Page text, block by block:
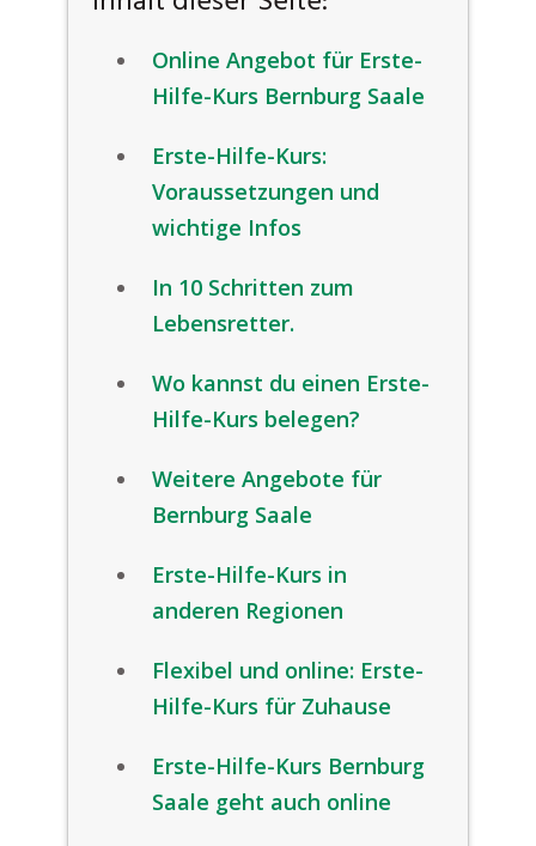
Online Angebot für Erste-
Hilfe-Kurs Bernburg Saale
Erste-Hilfe-Kurs:
Voraussetzungen und
wichtige Infos
In 10 Schritten zum
Lebensretter.
Wo kannst du einen Erste-
Hilfe-Kurs belegen?
Weitere Angebote für
Bernburg Saale
Erste-Hilfe-Kurs in
anderen Regionen
Flexibel und online: Erste-
Hilfe-Kurs für Zuhause
Erste-Hilfe-Kurs Bernburg
Saale geht auch online